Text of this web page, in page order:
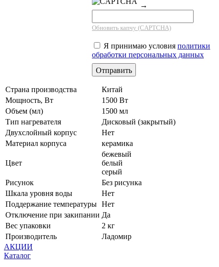
→
Обновить капчу (CAPTCHA)
Я принимаю условия политики
обработки персональных данных
Страна производства
Китай
Мощность, Вт
1500 Вт
Объем (мл)
1500 мл
Тип нагревателя
Дисковый (закрытый)
Двухслойный корпус
Нет
Материал корпуса
керамика
Цвет
бежевый
белый
серый
Рисунок
Без рисунка
Шкала уровня воды
Нет
Поддержание температуры Нет
Отключение при закипании Да
Вес упаковки
2 кг
Производитель
Ладомир
АКЦИИ
Каталог